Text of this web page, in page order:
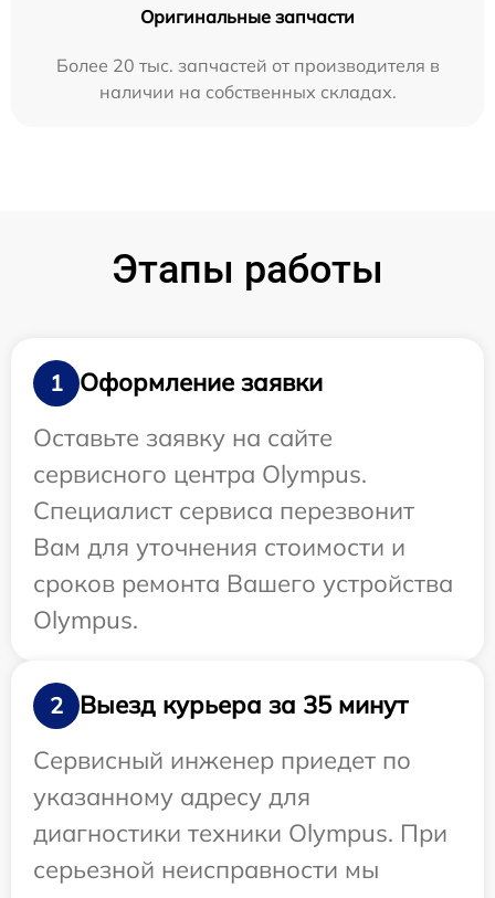
Оригинальные запчасти
Более 20 тыс. запчастей от производителя в
наличии на собственных складах.
Этапы работы
1
Оформление заявки
Оставьте заявку на сайте
сервисного центра Olympus.
Специалист сервиса перезвонит
Вам для уточнения стоимости и
сроков ремонта Вашего устройства
Olympus.
2
Выезд курьера за 35 минут
Сервисный инженер приедет по
указанному адресу для
диагностики техники Olympus. При
серьезной неисправности мы